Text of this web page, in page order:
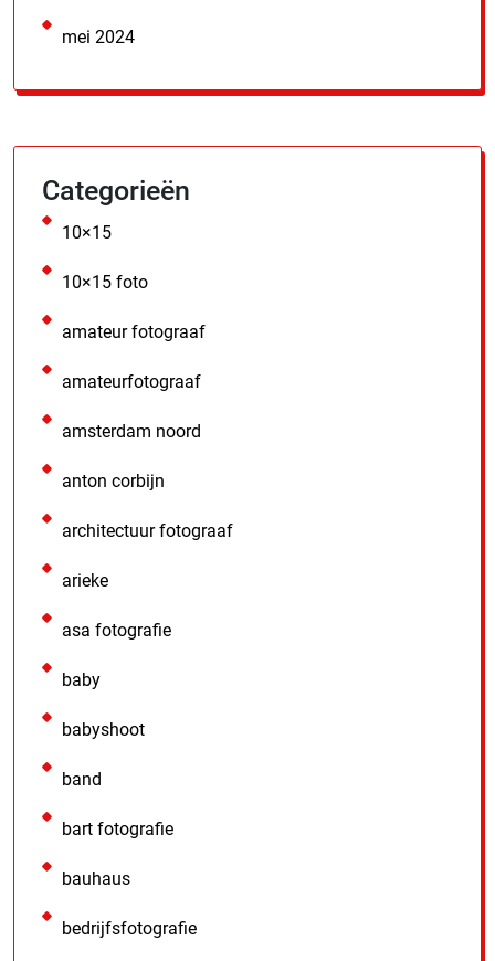
mei 2024
Categorieën
10×15
10×15 foto
amateur fotograaf
amateurfotograaf
amsterdam noord
anton corbijn
architectuur fotograaf
arieke
asa fotografie
baby
babyshoot
band
bart fotografie
bauhaus
bedrijfsfotografie